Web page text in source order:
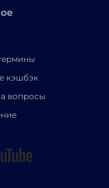
кэшбэк
вопросы